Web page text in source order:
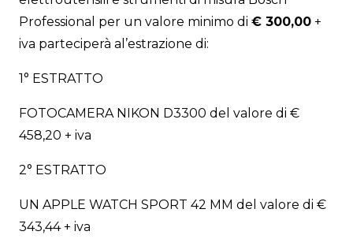
Professional per un valore minimo di € 300,00 +
iva parteciperà al’estrazione di:
1° ESTRATTO
FOTOCAMERA NIKON D3300 del valore di €
458,20 + iva
2° ESTRATTO
UN APPLE WATCH SPORT 42 MM del valore di €
343,44 + iva